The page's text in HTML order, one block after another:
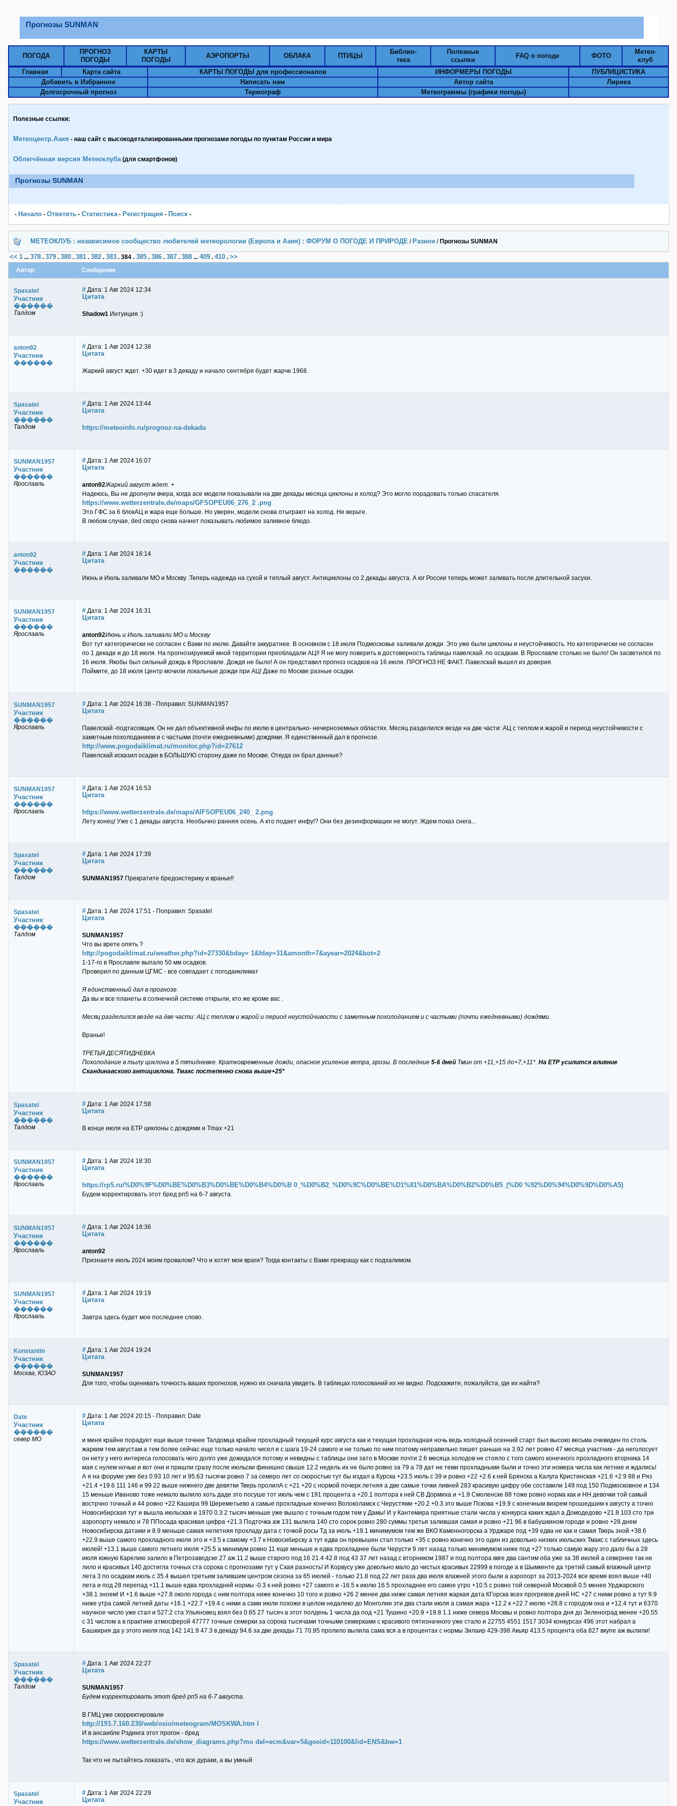
Прогнозы SUNMAN
ПОГОДА
ПРОГНОЗ
ПОГОДЫ
КАРТЫ
ПОГОДЫ
АЭРОПОРТЫ ОБЛАКА ПТИЦЫ
Библио-
тека
Полезные
ссылки
FAQ о погоде ФОТО
Метео-
клуб
Главная
Карта сайта КАРТЫ ПОГОДЫ для профессионалов ИНФОРМЕРЫ ПОГОДЫ
ПУБЛИЦИСТИКА
Добавить в Избранное
Написать нам Автор сайта
Лирика
Долгосрочный прогноз
Термограф Метеограммы (графики погоды)
Полезные ссылки:
Метеоцентр.Азия - наш сайт с высокодетализированными прогнозами погоды по пунктам Pоссии и мира
Облегчённая версия Метеоклуба(для смартфонов)
Прогнозы SUNMAN
- Начало - Ответить - Статистика- Pегистрация - Поиск -
МЕТЕОКЛУБ : независимое сообщество любителей метеорологии (Европа и Азия) : ФОРУМ О ПОГОДЕ И ПРИРОДЕ / Разное / Прогнозы SUNMAN
<< 1 ... 378 . 379 . 380 . 381 . 382 . 383 . 384 . 385 . 386 . 387 . 388 ... 409 . 410 . >>
Автор Сообщение
Spasatel
Участник
������
Талдом
# Дата: 1 Авг 2024 12:34
Цитата
Shadow1 Интуиция :)
anton92
Участник
������
# Дата: 1 Авг 2024 12:38
Цитата
Жаркий август ждет. +30 идет в 3 декаду и начало сентября будет жарче 1968.
Spasatel
Участник
������
Талдом
# Дата: 1 Авг 2024 13:44
Цитата
https://meteoinfo.ru/prognoz-na-dekadu
SUNMAN1957
Участник
������
Ярославль
# Дата: 1 Авг 2024 16:07
Цитата
anton92Жаркий август ждет. +
Надеюсь, Вы не дрогнули вчера, когда асе модели показывали на две декады месяца циклоны и холод? Это могло порадовать только спасателя.
https://www.wetterzentrale.de/maps/GFSOPEU06_276_2 .png
Это ГФС за 6 блокАЦ и жара еще больше. Но уверен, модели снова отыграют на холод. Не верьте.
В любом случае, ded скоро снова начнет показывать любимое заливное блюдо.
anton92
Участник
������
# Дата: 1 Авг 2024 16:14
Цитата
Июнь и Июль заливали МО и Москву .Теперь надежда на сухой и теплый август. Антициклоны со 2 декады августа. А юг России теперь может заливать после длительной засухи.
SUNMAN1957
Участник
������
Ярославль
# Дата: 1 Авг 2024 16:31
Цитата
anton92Июнь и Июль заливали МО и Москву
Вот тут категорически не согласен с Вами по июлю. Давайте аккуратнее. В основном с 18 июля Подмосковье заливали дожди. Это уже были циклоны и неустойчивость. Но категорически не согласен
по 1 декаде и до 18 июля. На прогнозируемой мной территории преобладали АЦ!! Я не могу поверить в достоверность таблицы павелскай. по осадкам. В Ярославле столько не было! Он засветился по
16 июля. Якобы был сильный дождь в Ярославле. Дождя не было! А он представил прогноз осадков на 16 июля. ПРОГНОЗ НЕ ФАКТ. Павелскай вышел из доверия.
Поймите, до 18 июля Центр мочили локальные дожди при АЦ! Даже по Москве разные осадки.
SUNMAN1957
Участник
������
Ярославль
# Дата: 1 Авг 2024 16:38 - Поправил: SUNMAN1957
Цитата
Павелскай -подтасовщик. Он не дал объективной инфы по июлю в центрально- нечерноземных областях. Месяц разделился везде на две части: АЦ с теплом и жарой и период неустойчивости с
заметным похолоданием и с частыми (почти ежедневными) дождями. Я единственный дал в прогнозе.
http://www.pogodaiklimat.ru/monitor.php?id=27612
Павелскай исказил осадки в БОЛЬШУЮ сторону даже по Москве. Откуда он брал данные?
SUNMAN1957
Участник
������
Ярославль
# Дата: 1 Авг 2024 16:53
Цитата
https://www.wetterzentrale.de/maps/AIFSOPEU06_240_ 2.png
Лету конец! Уже с 1 декады августа. Необычно ранняя осень. А кто подает инфу!? Они без дезинформации не могут. Ждем показ снега...
Spasatel
Участник
������
Талдом
# Дата: 1 Авг 2024 17:39
Цитата
SUNMAN1957 Прекратите бредоистерику и вранье!!
Spasatel
Участник
������
Талдом
# Дата: 1 Авг 2024 17:51 - Поправил: Spasatel
Цитата
SUNMAN1957
Что вы врете опять ?
http://pogodaiklimat.ru/weather.php?id=27330&bday= 1&fday=31&amonth=7&ayear=2024&bot=2
1-17-го в Ярославле выпало 50 мм осадков.
Проверил по данным ЦГМС - все совпадает с погодаиклимат
Я единственный дал в прогнозе.
Да вы и все планеты в солнечной системе открыли, кто же кроме вас .
Месяц разделился везде на две части: АЦ с теплом и жарой и период неустойчивости с заметным похолоданием и с частыми (почти ежедневными) дождями.
Вранье!
ТРЕТЬЯ ДЕСЯТИДНЕВКА
Похолодание в тылу циклона в 5 пятидневке. Кратковременные дожди, опасное усиление ветра, грозы. В последние 5-6 дней Тмин от +11,+15 до+7,+11*. На ЕТР усилится влияние
Скандинавского антициклона. Тмакс постепенно снова выше+25*
Spasatel
Участник
������
Талдом
# Дата: 1 Авг 2024 17:58
Цитата
В конце июля на ЕТР циклоны с дождями и Tmax +21
SUNMAN1957
Участник
������
Ярославль
# Дата: 1 Авг 2024 18:30
Цитата
https://rp5.ru/%D0%9F%D0%BE%D0%B3%D0%BE%D0%B4%D0%B 0_%D0%B2_%D0%9C%D0%BE%D1%81%D0%BA%D0%B2%D0%B5_(%D0 %92%D0%94%D0%9D%D0%A5)
Будем корректировать этот бред рп5 на 6-7 августа.
SUNMAN1957
Участник
������
Ярославль
# Дата: 1 Авг 2024 18:36
Цитата
anton92
Признаете июль 2024 моим провалом? Что и хотят мои враги? Тогда контакты с Вами прекращу как с подхалимом.
SUNMAN1957
Участник
������
Ярославль
# Дата: 1 Авг 2024 19:19
Цитата
Завтра здесь будет мое последнее слово.
Konstantin
Участник
������
Москва, ЮЗАО
# Дата: 1 Авг 2024 19:24
Цитата
SUNMAN1957
Для того, чтобы оценивать точность ваших прогнозов, нужно их сначала увидеть. В таблицах голосований их не видно. Подскажите, пожалуйста, где их найти?
Date
Участник
������
север МО
# Дата: 1 Авг 2024 20:15 - Поправил: Date
Цитата
и меня крайне порадует еще выше точнее Талдомца крайне прохладный текущий курс августа как и текущая прохладная ночь ведь холодный осенний старт был высоко весьма очевиден по столь
жарким тем августам а тем более сейчас еще только начало чисел и с шага 19-24 самого и не только по ним поэтому неправильно пишет раньше на 3.92 лет ровно 47 месяца участник - да неголосует
он нету у него интереса голосовать чего долго уже дожидался потому и невидны с таблицы они зато в Москве почти 2.6 месяца холодов не стояло с того самого конечного прохладного вторника 14
мая с нулем ночью и вот они и пришли сразу после июльски финишно свыше 12.2 недель их не было ровно за 79 а 78 дат не теми прохладными были и точно эти номера числа как летние и ждались!
А я на форуме уже без 0.93 10 лет и 95.63 тысячи ровно 7 за семеро лет со скоростью тут бы издал а Курска +23.5 июль с 39 и ровно +22 +2.6 к ней Брянска а Калуга Кристинская +21.6 +2.9 88 и Ряз
+21.4 +19.6 111 146 и 99 22 выше нижнего две девятки Тверь пролилА с +21 +20 с нормой почерк летняя а две самые точки ливней 283 красивую цифру обе составили 149 под 150 Подмосковное и 134
15 меньше Иваново тоже немало вылило хоть даде это посуше тот июль чем с 191 процента а +20.1 полтора к ней СВ Дормиха и +1.9 Смоленске 88 тоже ровно норма как и НН девочки той самый
вострчно точный и 44 ровно +22 Кашира 99 Шереметьево а самые прохладные конечно Волоколамск с Черустями +20.2 +0.3 это выше Пскова +19.9 с конечным вихрем прошедшим к августу а точно
Новосибирская тут и вышла июльская и 1970 0.3 2 тысяч меньше уже вышло с точным годом тем у Дамы! И у Кантемира приятные стали числа у конкурса каких ждал а Домодедово +21.8 103 сто три
аэропорту немало и 78 ППосада красивая цифра +21.3 Подточка аж 131 вылила 140 сто сорок ровно 280 суммы третья залившая самая и ровно +21 96 в бабушкином городе и ровно +28 днем
Новосибирска датами и 8.9 меньше самая нелетняя прохладу дата с точкой росы Тд за июль +19.1 минимумом тем же ВКО Каменногорска а Урджаре под +39 едва не как и самая Тверь зной +38.6
+22.9 выше самого прохладного июля это и +3.5 к самому +3.7 к Новосибирску а тут едва он превышен стал только +35 с ровно конечно это один из довольно низких июльских Тмакс с табличных здесь
июлей! +13.1 выше самого летнего июля +25.5 а минимум ровно 11 еще меньше и едва прохладнее были Черусти 9 лет назад только минимумом ниже под +27 только самую жару это дало бы а 28
июля южную Карелию залило в Петрозаводске 27 аж 11.2 выше старого под 16 21.4 42.8 под 43 37 лет назад с вторником 1987 и под полтора ввге два сантим оба уже за 38 июлей а севернее так не
лило и красивых 140 достигла точных ста сорока с прогнозами тут у Ская разность! И Корвусу уже довольно мало до чистых красивых 22999 в погоде а в Шымкенте да третий самый влажный центр
лета 3 по осадкам июль с 35.4 вышел третьим залившим центром сезона за 65 июлей - только 21.8 под 22 лет раза два июля влажней этого были а аэропорт за 2013-2024 все время взял выше +40
лета и под 28 перепад +11.1 выше едва прохладней нормы -0.3 к ней ровно +27 самого и -16.5 к июлю 16.5 прохладнее его самое утро +10.5 с ровно той северной Москвой 0.5 менее Урджарского
+38.1 зноем! И +1.6 выше +27.8 около города с ним полтора ниже конечно 10 того и ровно +26 2 менее два ниже самая летняя жаркая дата КГорска всех прогревов дней НС +27 с ними ровно а тут 9.9
ниже утра самой летней даты +16.1 +22.7 +19.4 с ними а сами июли похожи в целом недалеко до Монголии эти два стали июля а самая жара +12.2 к +22.7 июлю +28.8 с городом она и +12.4 тут и 6370
научное число уже стал и 527:2 ста Ульяновец взял без 0.65 27 тысяч а этот полдень 1 числа да под +21 Тушино +20.9 +19.8 1.1 ниже севера Москвы и ровно полтора дня до Зеленоград менее +20.55
с 31 числом а в практике атмосферой 47777 точные семерки за сорока тысячами точными семерками с красивого пятизначного уже стало и 22755 4551 1517 3034 конкурсах 496 этот набрал а
Башкирия да у этого июля под 142 141.9 47.3 в декаду 94.6 за две декады 71 70.95 пролило вылила сама вся а в процентах с нормы Зилаир 429-398 Акьяр 413.5 процента оба 827 вкупе аж вылили!
Spasatel
Участник
������
Талдом
# Дата: 1 Авг 2024 22:27
Цитата
SUNMAN1957
Будем корректировать этот бред рп5 на 6-7 августа.
В ГМЦ уже скорректировали
http://193.7.160.230/web/osio/meteogram/MOSKWA.htm l
И в ансаибле Рэдинга этот прогон - бред
https://www.wetterzentrale.de/show_diagrams.php?mo del=ecm&var=5&geoid=110100&lid=ENS&bw=1
Так что не пытайтесь показать , что все дураки, а вы умный
Spasatel
Участник
# Дата: 1 Авг 2024 22:29
Цитата